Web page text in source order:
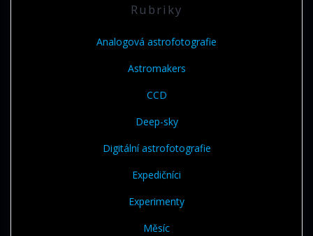
Rubriky
Analogová astrofotografie
Astromakers
CCD
Deep-sky
Digitální astrofotografie
Expedičníci
Experimenty
Měsíc